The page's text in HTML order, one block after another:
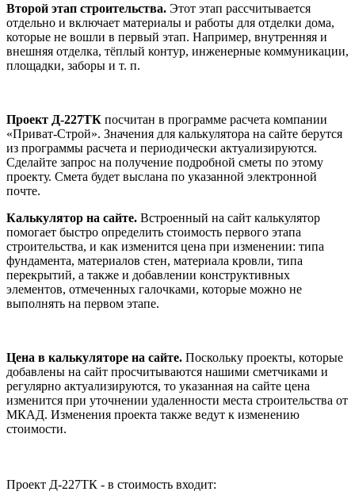
Второй этап строительства. Этот этап рассчитывается
отдельно и включает материалы и работы для отделки дома,
которые не вошли в первый этап. Например, внутренняя и
внешняя отделка, тёплый контур, инженерные коммуникации,
площадки, заборы и т. п.
Проект Д-227ТК посчитан в программе расчета компании
«Приват-Строй». Значения для калькулятора на сайте берутся
из программы расчета и периодически актуализируются.
Сделайте запрос на получение подробной сметы по этому
проекту. Смета будет выслана по указанной электронной
почте.
Калькулятор на сайте. Встроенный на сайт калькулятор
помогает быстро определить стоимость первого этапа
строительства, и как изменится цена при изменении: типа
фундамента, материалов стен, материала кровли, типа
перекрытий, а также и добавлении конструктивных
элементов, отмеченных галочками, которые можно не
выполнять на первом этапе.
Цена в калькуляторе на сайте. Поскольку проекты, которые
добавлены на сайт просчитываются нашими сметчиками и
регулярно актуализируются, то указанная на сайте цена
изменится при уточнении удаленности места строительства от
МКАД. Изменения проекта также ведут к изменению
стоимости.
Проект Д-227ТК - в стоимость входит: